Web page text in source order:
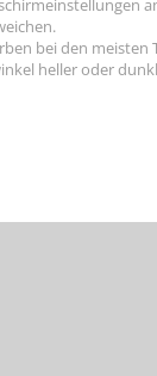
bei den meisten
heller oder